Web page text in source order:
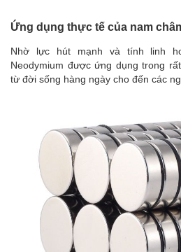
Ứng dụng thực tế của nam
Nhờ lực hút mạnh và tính linh
Neodymium được ứng dụng trong
từ đời sống hàng ngày cho đến các